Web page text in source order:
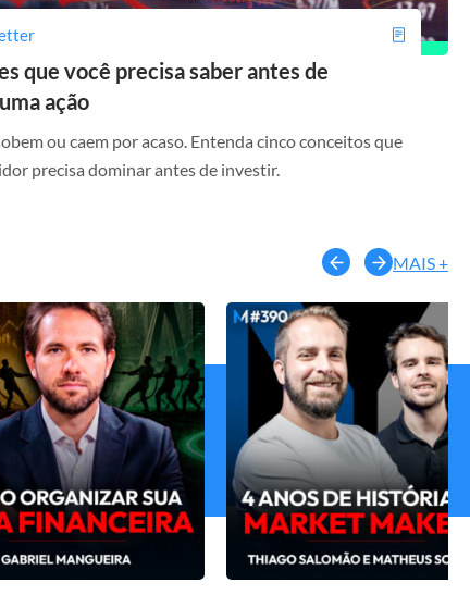
que você precisa saber antes de
ação
ou caem por acaso. Entenda cinco conceitos que
precisa dominar antes de investir.
MAIS +